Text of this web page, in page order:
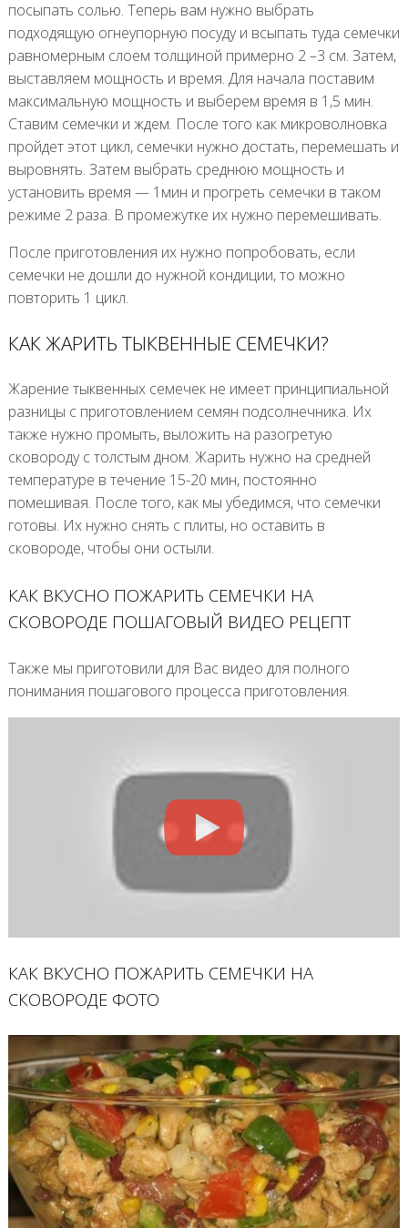
посыпать солью. Теперь вам нужно выбрать
подходящую огнеупорную посуду и всыпать туда семечки
равномерным слоем толщиной примерно 2 –3 см. Затем,
выставляем мощность и время. Для начала поставим
максимальную мощность и выберем время в 1,5 мин.
Ставим семечки и ждем. После того как микроволновка
пройдет этот цикл, семечки нужно достать, перемешать и
выровнять. Затем выбрать среднюю мощность и
установить время — 1мин и прогреть семечки в таком
режиме 2 раза. В промежутке их нужно перемешивать.
После приготовления их нужно попробовать, если
семечки не дошли до нужной кондиции, то можно
повторить 1 цикл.
КАК ЖАРИТЬ ТЫКВЕННЫЕ СЕМЕЧКИ?
Жарение тыквенных семечек не имеет принципиальной
разницы с приготовлением семян подсолнечника. Их
также нужно промыть, выложить на разогретую
сковороду с толстым дном. Жарить нужно на средней
температуре в течение 15-20 мин, постоянно
помешивая. После того, как мы убедимся, что семечки
готовы. Их нужно снять с плиты, но оставить в
сковороде, чтобы они остыли.
КАК ВКУСНО ПОЖАРИТЬ СЕМЕЧКИ НА
СКОВОРОДЕ ПОШАГОВЫЙ ВИДЕО РЕЦЕПТ
Также мы приготовили для Вас видео для полного
понимания пошагового процесса приготовления.
КАК ВКУСНО ПОЖАРИТЬ СЕМЕЧКИ НА
СКОВОРОДЕ ФОТО